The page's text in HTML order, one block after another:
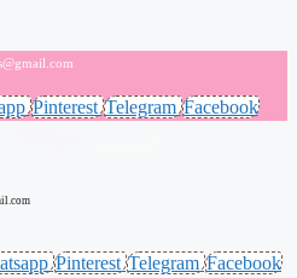
Pinterest Telegram Facebook
Pinterest Telegram Facebook